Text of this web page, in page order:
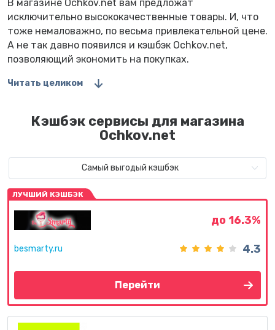
В магазине Ochkov.net вам предложат
исключительно высококачественные товары. И, что
тоже немаловажно, по весьма привлекательной цене.
А не так давно появился и кэшбэк Ochkov.net,
позволяющий экономить на покупках.
Читать целиком
Кэшбэк сервисы для магазина
Ochkov.net
Самый выгодый кэшбэк
ЛУЧШИЙ КЭШБЭК
besmarty.ru
до 16.3%
4.3
Перейти